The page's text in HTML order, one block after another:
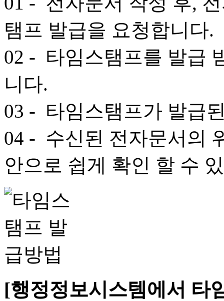
탬프 발급을 요청합니다.
02 - 타임스탬프를 발급
니다.
03 - 타임스탬프가 발급
04 - 수신된 전자문서의
안으로 쉽게 확인 할 수
[행정정보시스템에서 타